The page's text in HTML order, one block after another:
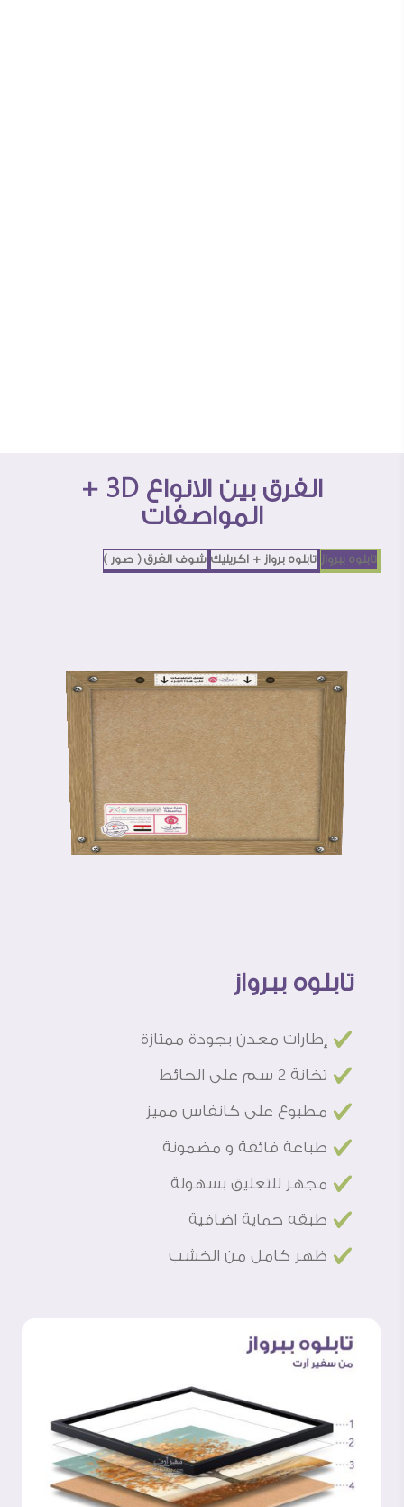
الفرق بين الانواع 3D +
المواصفات
تابلوه ببرواز تابلوه برواز + اكريليك شوف الفرق ( صور )
تابلوه ببرواز
£ إطارات معدن بجودة ممتازة
£ تخانة 2 سم على الحائط
£ مطبوع على كانفاس مميز
£ طباعة فائقة و مضمونة
£ مجهز للتعليق بسهولة
£ طبقه حماية اضافية
£ ظهر كامل من الخشب